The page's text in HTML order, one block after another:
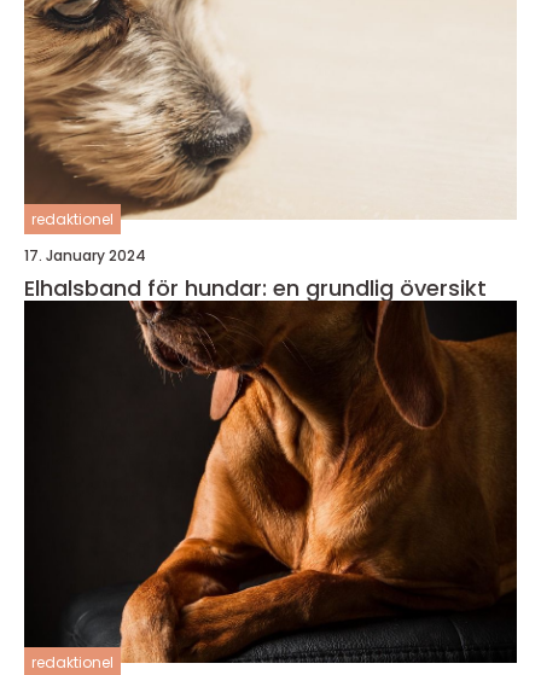
redaktionel
17. January 2024
Elhalsband för hundar: en grundlig översikt
redaktionel